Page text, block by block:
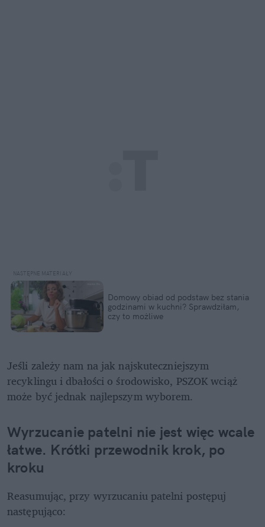
Domowy obiad od podstaw bez stania
godzinami w kuchni? Sprawdziłam,
czy to możliwe
Jeśli zależy nam na jak najskuteczniejszym
recyklingu i dbałości o środowisko, PSZOK wciąż
może być jednak najlepszym wyborem.
Wyrzucanie patelni nie jest więc wcale
łatwe. Krótki przewodnik krok, po
kroku
Reasumując, przy wyrzucaniu patelni postępuj
następująco: